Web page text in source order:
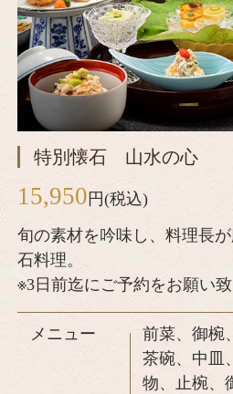
特別懐石 山水の心
15,950 円(税込)
旬の素材を吟味し、料理長
石料理。
※3日前迄にご予約をお願い致
メニュー
前菜、御椀
茶碗、中皿
物、止椀、